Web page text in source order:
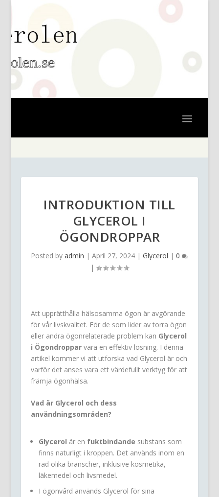
INTRODUKTION TILL
GLYCEROL I
ÖGONDROPPAR
Posted byadmin |April 27, 2024 |Glycerol |0
|
Att upprätthålla hälsosamma ögon är avgörande
för vår livskvalitet. För de som lider av torra ögon
eller andra ögonrelaterade problem kan Glycerol
i Ögondropparvara en effektiv lösning. I denna
artikel kommer vi att utforska vad Glycerol är och
varför det anses vara ett värdefullt verktyg för att
främja ögonhälsa.
Vad är Glycerol och dess
användningsområden?
Glycerol är en fuktbindande substans som
finns naturligt i kroppen. Det används inom en
rad olika branscher, inklusive kosmetika,
läkemedel och livsmedel.
I ögonvård används Glycerol för sina